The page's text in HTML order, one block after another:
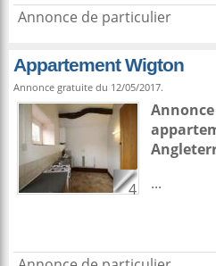
Annonce de particulier
Appartement Wigton
Annonce gratuite du 12/05/2017.
4
...